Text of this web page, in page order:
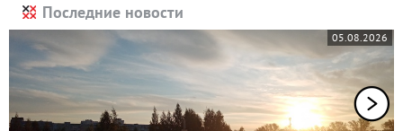
Последние новости
05.08.2026